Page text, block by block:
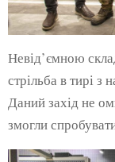
Невід’ємною
стрільба в тирі з
Даний захід не
змогли